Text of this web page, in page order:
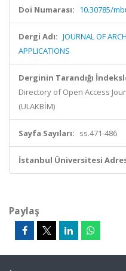
Doi Numarası: 10.30785/
Dergi Adı: JOURNAL OF
APPLICATIONS
Derginin Tarandığı
Directory of Open Access
(ULAKBİM)
Sayfa Sayıları: ss.471-486
İstanbul Üniversitesi
Paylaş